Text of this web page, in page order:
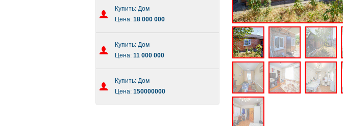
Купить: Дом
Цена: 18 000 000
Купить: Дом
Цена: 11 000 000
Купить: Дом
Цена: 150000000